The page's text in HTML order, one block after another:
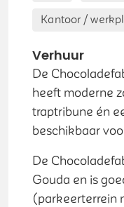
Kantoor /
Verhuur
De
heeft moderne
traptribune én
beschikbaar
De
Gouda en is
(parkeerterrein